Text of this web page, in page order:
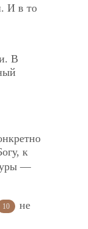
И в то
В
к
—
10
не